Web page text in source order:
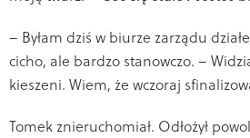
– Byłam dziś w biurze zarządu
cicho, ale bardzo stanowczo. –
kieszeni. Wiem, że wczoraj
Tomek znieruchomiał. Odłożył